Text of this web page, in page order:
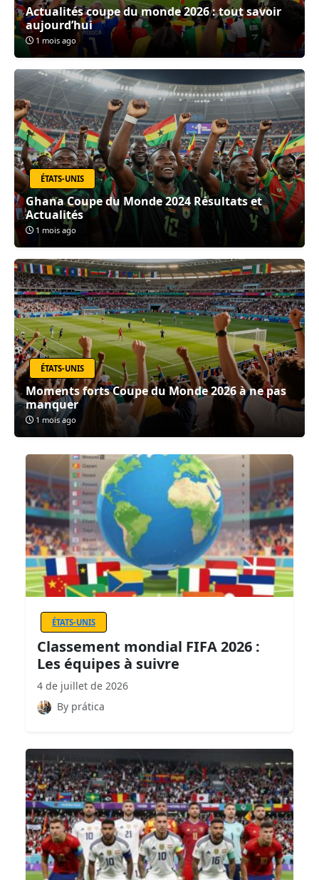
Actualités coupe du monde 2026 : tout savoir
aujourd’hui
1 mois ago
ÉTATS-UNIS
Ghana Coupe du Monde 2024 Résultats et
Actualités
1 mois ago
ÉTATS-UNIS
Moments forts Coupe du Monde 2026 à ne pas
manquer
1 mois ago
ÉTATS-UNIS
Classement mondial FIFA 2026 :
Les équipes à suivre
4 de juillet de 2026
By prática